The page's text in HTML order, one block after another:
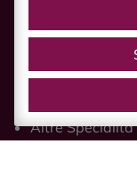
Il Parmigiano
L’aceto
Altre Specialità